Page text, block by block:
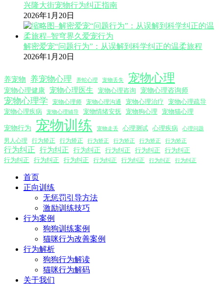
兴隆大街宠物行为纠正指南
2026年1月20日
解密爱宠“问题行为”：从误解到科学纠正的温柔旅程
2026年1月20日
养宠物 养宠物心理 养蛇心理 宠物丢失 宠物心理
宠物心理健康 宠物心理医生 宠物心理咨询 宠物心理咨询师
宠物心理学 宠物心理师 宠物心理沟通 宠物心理治疗
宠物心理疏导
宠物心理疾病
宠物心理辅导 宠物情绪安抚 宠物狗心理 宠物猫心理
宠物行为 宠物训练 宠物走丢 心理测试 心理疾病 心理问题
男人心理 行为矫正 行为矫正 行为矫正 行为矫正 行为矫正 行为矫正
行为纠正 行为纠正 行为纠正 行为纠正 行为纠正
行为纠正
行为纠正
行为纠正 行为纠正 行为纠正 行为纠正 行为纠正 行为纠正
首页
正向训练
无惩罚引导方法
激励训练技巧
行为案例
狗狗训练案例
猫咪行为改善案例
行为解析
狗狗行为解读
猫咪行为解码
关于我们